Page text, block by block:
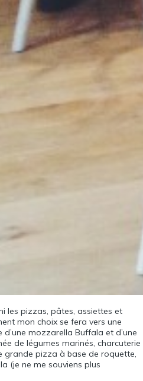
les pizzas, pâtes, assiettes et
mon choix se fera vers une
mozzarella Buffala et d’une
de légumes marinés, charcuterie
grande pizza à base de roquette,
(je ne me souviens plus